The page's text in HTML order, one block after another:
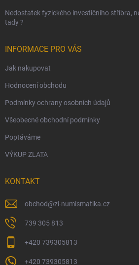
Nedostatek fyzického investičního stříbra,
tady ?
INFORMACE PRO VÁS
Jak nakupovat
Hodnocení obchodu
Podmínky ochrany osobních údajů
Všeobecné obchodní podmínky
Poptáváme
VÝKUP ZLATA
KONTAKT
obchod@zi-numismatika.cz
739 305 813
+420 739305813
+420 739305813